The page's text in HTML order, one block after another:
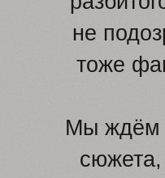
не
тоже
Мы ждём